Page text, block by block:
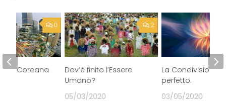
2
Dov’è finito l’Essere
Umano?
05/03/2020
La Condivisione,
perfetto.
03/05/2020
0
Coreana